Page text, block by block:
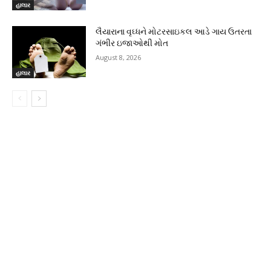
હાલાર
હાલાર
લૈયારાના વૃઘ્ધને મોટરસાઇકલ આડે ગાય ઉતરતા
ગંભીર ઇજાઓથી મોત
August 8, 2026